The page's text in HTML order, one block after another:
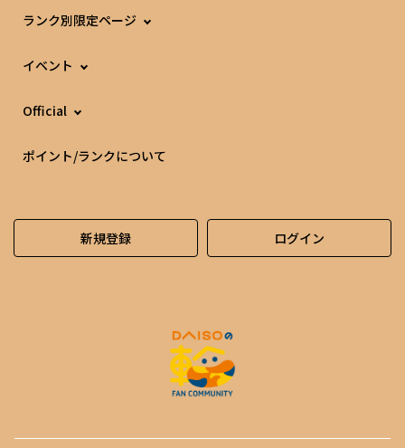
ランク別限定ページ
イベント
Official
ポイント/ランクについて
新規登録 ログイン